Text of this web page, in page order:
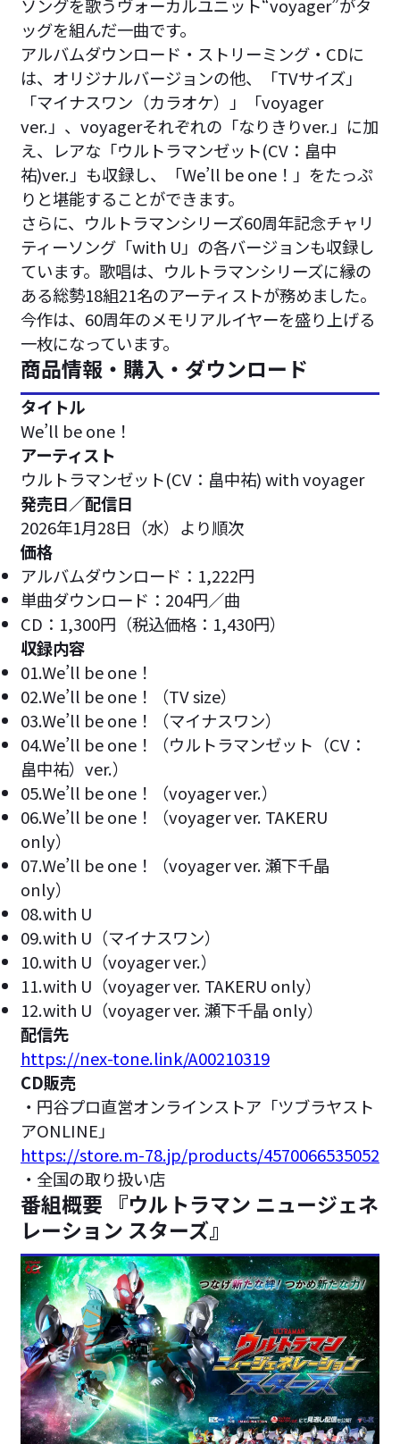
ソングを歌うヴォーカルユニット“voyager”がタ
ッグを組んだ一曲です。
アルバムダウンロード・ストリーミング・CDに
は、オリジナルバージョンの他、「TVサイズ」
「マイナスワン（カラオケ）」「voyager
ver.」、voyagerそれぞれの「なりきりver.」に加
え、レアな「ウルトラマンゼット(CV：畠中
祐)ver.」も収録し、「We’ll be one！」をたっぷ
りと堪能することができます。
さらに、ウルトラマンシリーズ60周年記念チャリ
ティーソング「with U」の各バージョンも収録し
ています。歌唱は、ウルトラマンシリーズに縁の
ある総勢18組21名のアーティストが務めました。
今作は、60周年のメモリアルイヤーを盛り上げる
一枚になっています。
商品情報・購入・ダウンロード
タイトル
We’ll be one！
アーティスト
ウルトラマンゼット(CV：畠中祐) with voyager
発売日／配信日
2026年1月28日（水）より順次
価格
アルバムダウンロード：1,222円
単曲ダウンロード：204円／曲
CD：1,300円（税込価格：1,430円）
収録内容
01.We’ll be one！
02.We’ll be one！（TV size）
03.We’ll be one！（マイナスワン）
04.We’ll be one！（ウルトラマンゼット（CV：
畠中祐）ver.）
05.We’ll be one！（voyager ver.）
06.We’ll be one！（voyager ver. TAKERU
only）
07.We’ll be one！（voyager ver. 瀬下千晶
only）
08.with U
09.with U（マイナスワン）
10.with U（voyager ver.）
11.with U（voyager ver. TAKERU only）
12.with U（voyager ver. 瀬下千晶 only）
配信先
https://nex-tone.link/A00210319
CD販売
・円谷プロ直営オンラインストア「ツブラヤスト
アONLINE」
https://store.m-78.jp/products/4570066535052
・全国の取り扱い店
番組概要 『ウルトラマン ニュージェネ
レーション スターズ』